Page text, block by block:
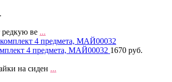
редкую ве ...
4 предмета, МАЙ00032 1670 руб.
на сиден ...